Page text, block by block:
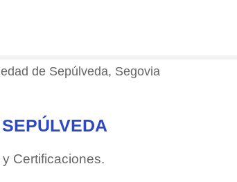
de Sepúlveda, Segovia
Certificaciones.